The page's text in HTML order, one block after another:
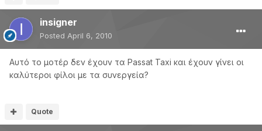
insigner
Posted April 6, 2010
Αυτό το μοτέρ δεν έχουν τα Passat Taxi και έχουν γίνει οι
καλύτεροι φίλοι με τα συνεργεία?
Quote